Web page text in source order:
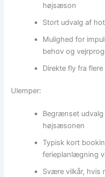
højsæson
Stort udvalg af
Mulighed for
behov og
Direkte fly fra
Ulemper:
Begrænset
højsæsonen
Typisk kort
ferieplanlægning
Svære vilkår, hvis